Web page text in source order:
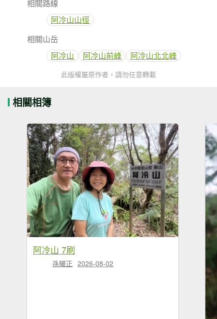
相關路線
阿冷山山徑
相關山岳
阿冷山
阿冷山前峰 阿冷山北北峰
此版權屬原作者，請勿任意轉載
相關相簿
阿冷山 7刷
孫耀正 2026-08-02